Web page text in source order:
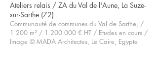
Ateliers relais / ZA du Val de l'Aune, La Suze-
sur-Sarthe (72)
Communauté de communes du Val de Sarthe, /
1 200 m² / 1 200 000 € HT / Etudes en cours /
Image © MADA Architectes, Le Caire, Egypte